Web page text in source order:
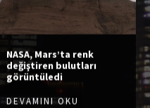
NASA, Mars’ta renk
değiştiren bulutları
görüntüledi
DEVAMINI OKU